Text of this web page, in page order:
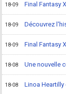
18-09 Final Fantasy
18-09 Découvrez
18-09 Final Fantasy
18-08 Une nouvelle
18-08 Linoa Heartilly